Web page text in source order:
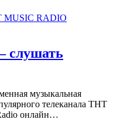
слушать
музыкальная
телеканала ТНТ
онлайн…